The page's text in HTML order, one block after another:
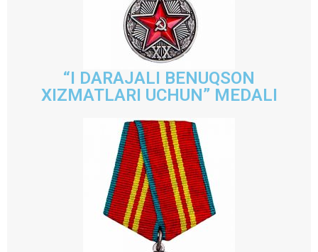
“I DARAJALI BENUQSON
XIZMATLARI UCHUN” MEDALI